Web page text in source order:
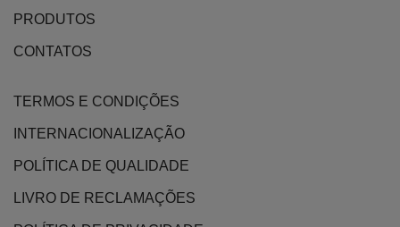
PRODUTOS
CONTATOS
TERMOS E CONDIÇÕES
INTERNACIONALIZAÇÃO
POLÍTICA DE QUALIDADE
LIVRO DE RECLAMAÇÕES